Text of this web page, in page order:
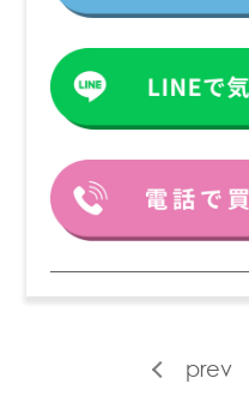
prev